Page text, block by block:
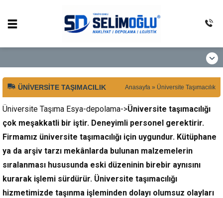
ÜNIVERSITE TAŞIMACILIK Anasayfa » Üniversite Taşımacılık
Üniversite Taşıma Esya-depolama->Üniversite taşımacılığı
çok meşakkatli bir iştir. Deneyimli personel gerektirir.
Firmamız üniversite taşımacılığı için uygundur. Kütüphane
ya da arşiv tarzı mekânlarda bulunan malzemelerin
sıralanması hususunda eski düzeninin birebir aynısını
kurarak işlemi sürdürür. Üniversite taşımacılığı
hizmetimizde taşınma işleminden dolayı olumsuz olayları